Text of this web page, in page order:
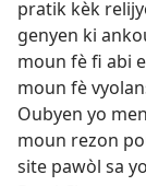
pratik kèk
genyen ki
moun fè fi abi
moun fè
Oubyen yo
moun rezon
site pawòl sa